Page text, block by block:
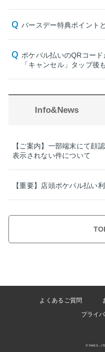
バースデー特典ポイント
ポケパル払いのQRコー
「キャンセル」タップ後
Info&News
【ご案内】一部端末にて顔
表示されない件について
【重要】店頭ポケパル払い
よくあるご質問
プライ
© PARCO.,